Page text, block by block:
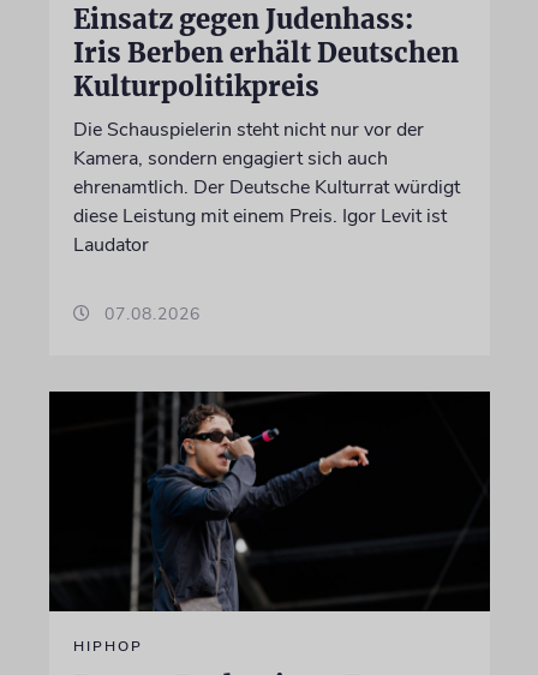
Einsatz gegen Judenhass:
Iris Berben erhält Deutschen
Kulturpolitikpreis
Die Schauspielerin steht nicht nur vor der
Kamera, sondern engagiert sich auch
ehrenamtlich. Der Deutsche Kulturrat würdigt
diese Leistung mit einem Preis. Igor Levit ist
Laudator
07.08.2026
HIPHOP